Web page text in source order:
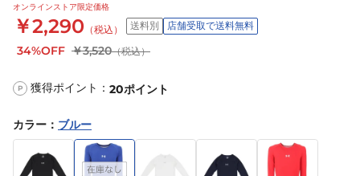
オンラインストア限定価格
￥2,290 （税込） 送料別 店舗受取で送料無料
34%OFF ￥3,520（税込）
P 獲得ポイント： 20ポイント
カラー ： ブルー